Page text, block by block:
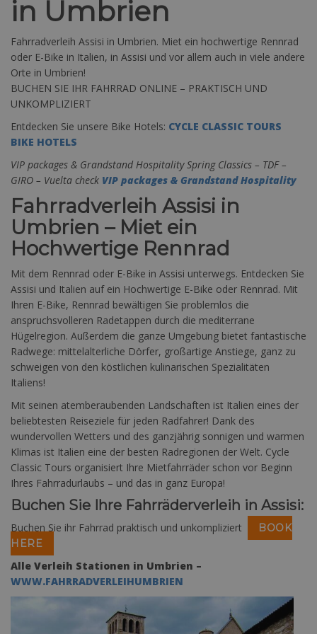
in Umbrien
Fahrradverleih Assisi in Umbrien. Miet ein hochwertige Rennrad
oder E-Bike in Italien, in Assisi und vor allem auch in viele andere
Orte in Umbrien!
BUCHEN SIE IHR FAHRRAD ONLINE – PRAKTISCH UND
UNKOMPLIZIERT
Entdecken Sie unsere Bike Hotels: CYCLE CLASSIC TOURS
BIKE HOTELS
VIP packages & Grandstand Hospitality Spring Classics – TDF –
GIRO – Vuelta check VIP packages & Grandstand Hospitality
Fahrradverleih Assisi in
Umbrien – Miet ein
Hochwertige Rennrad
Mit dem Rennrad oder E-Bike in Assisi unterwegs. Entdecken Sie
Assisi und Italien auf ein Hochwertige E-Bike oder Rennrad. Mit
Ihren E-Bike, Rennrad bewältigen Sie problemlos die
anspruchsvolleren Radetappen durch die mediterrane
Hügelregion. Außerdem die ganze Umgebung bietet fantastische
Radwege: mittelalterliche Dörfer, großartige Anstiege, ganz zu
schweigen von den köstlichen kulinarischen Spezialitäten
Italiens!
Mit seinen atemberaubenden Landschaften ist Italien eines der
beliebtesten Reiseziele für jeden Radfahrer! Dank des
wundervollen Wetters und des ganzjährig sonnigen und warmen
Klimas ist Italien eine der besten Radregionen der Welt. Cycle
Classic Tours organisiert Ihre Mietfahrräder schon vor Beginn
Ihres Fahrradurlaubs – und das in ganz Europa!
Buchen Sie Ihre Fahrräderverleih in Assisi:
Buchen Sie ihr Fahrrad praktisch und unkompliziert
BOOK
HERE
Alle Verleih Stationen in Umbrien –
WWW.FAHRRADVERLEIHUMBRIEN